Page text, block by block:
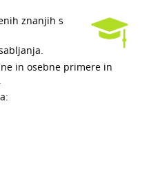
znanjih s
in osebne primere in